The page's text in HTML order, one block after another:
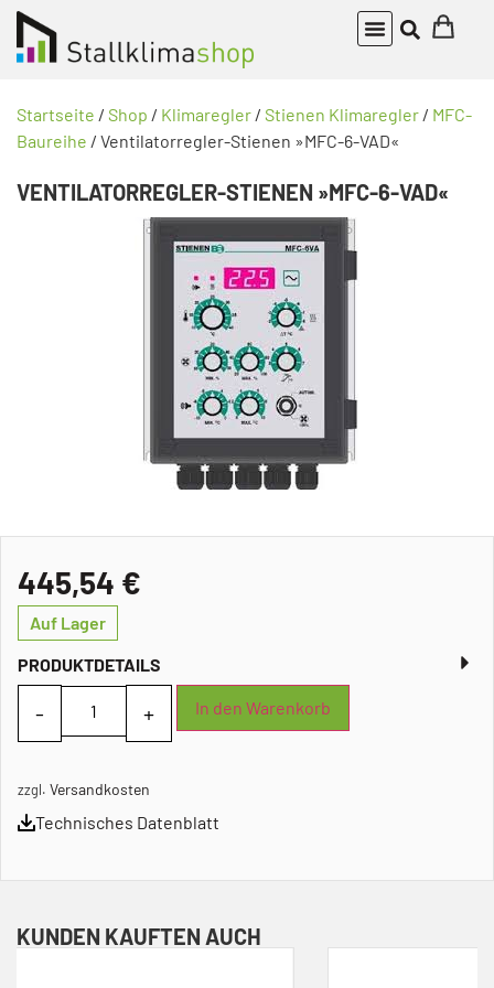
Startseite / Shop / Klimaregler / Stienen Klimaregler / MFC-
Baureihe / Ventilatorregler-Stienen »MFC-6-VAD«
VENTILATORREGLER-STIENEN »MFC-6-VAD«
445,54 €
Auf Lager
PRODUKTDETAILS
In den Warenkorb
zzgl. Versandkosten
Technisches Datenblatt
KUNDEN KAUFTEN AUCH